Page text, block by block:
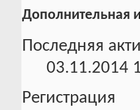
Дополнительная
Последняя
03.11.2014
Регистрация